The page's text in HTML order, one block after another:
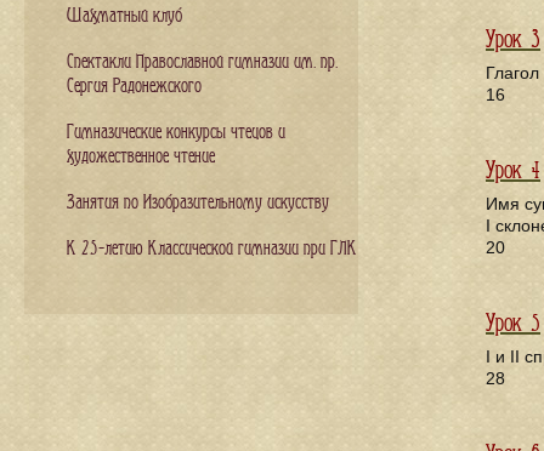
Урок 3
Глагол
16
Урок 4
Имя
I
20
Урок 5
I и II
28
Шахматный клуб
Спектакли Православной гимназии им. пр.
Сергия Радонежского
Гимназические конкурсы чтецов и
художественное чтение
Занятия по Изобразительному искусству
К 25-летию Классической гимназии при ГЛК